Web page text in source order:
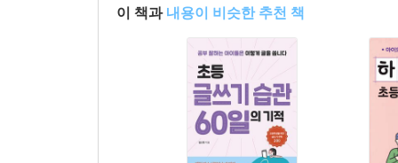
이 책과 내용이 비슷한 추천 책